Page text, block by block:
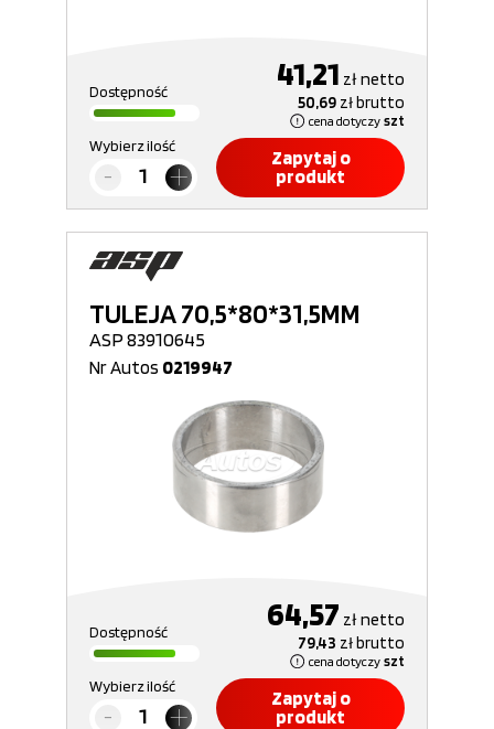
Dostępność 41,21 złnetto
50,69 złbrutto
cena dotyczy szt
Wybierz ilość
Zapytaj o
produkt
TULEJA 70,5*80*31,5MM
ASP 83910645
Nr Autos 0219947
Dostępność 64,57 złnetto
79,43 złbrutto
cena dotyczy szt
Wybierz ilość
Zapytaj o
produkt